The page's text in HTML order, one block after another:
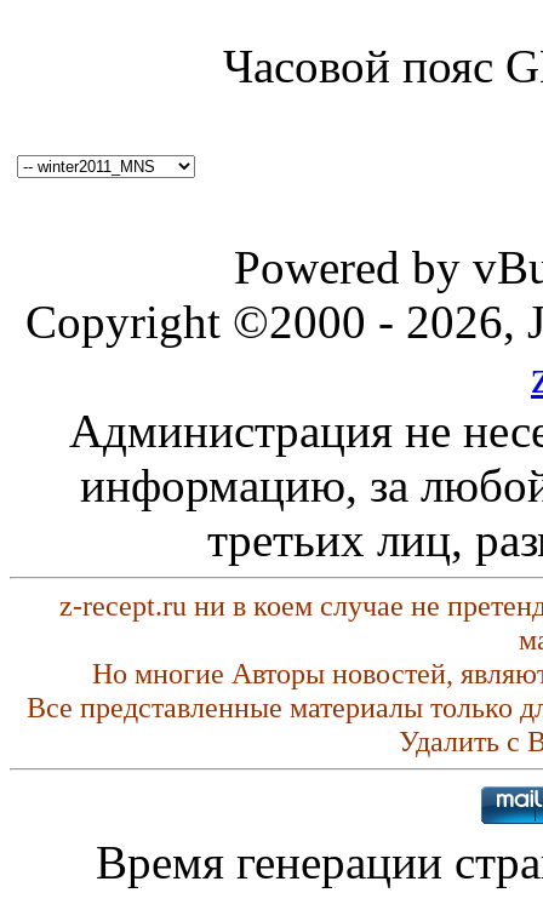
Часовой пояс
Powered by
Copyright ©2000 - 2026,
Администрация не
информацию, за любой
третьих лиц,
z-recept.ru ни в коем случае не
Но многие Авторы новостей,
Все представленные материалы только
Удалить с
Время генерации